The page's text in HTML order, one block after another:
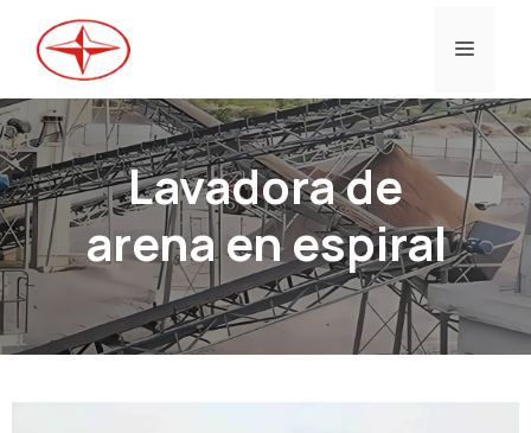
contenido
Menú
Lavadora de
arena en espiral